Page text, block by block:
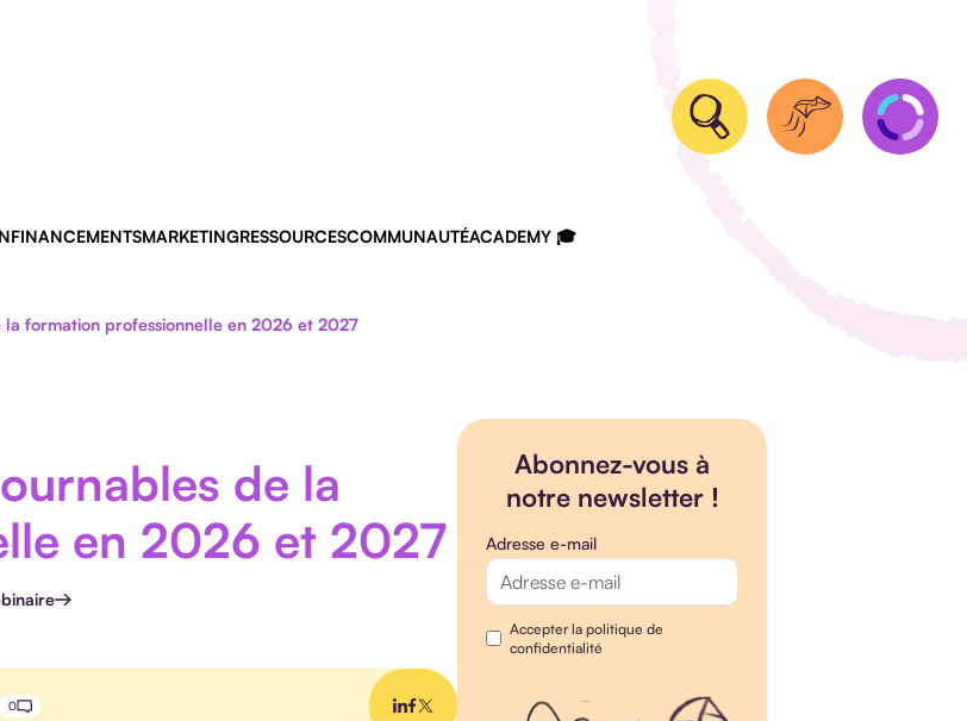
FINANCEMENTSMARKETINGRESSOURCESCOMMUNAUTÉACADEMY 🎓
la formation professionnelle en 2026 et 2027
de la
en 2026 et 2027
0
Abonnez-vous à
notre newsletter !
Adresse e-mail
Accepter la politique de
confidentialité